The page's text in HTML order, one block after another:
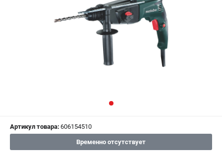
)
ВХОД ИЛИ РЕГИСТРАЦИЯ
+7 (911) 360-06-14 | +7 (8112) 59-10-67
- ЗАКАЗ ЗАПЧАСТЕЙ
Артикул товара: 606154510
Временно отсутствует